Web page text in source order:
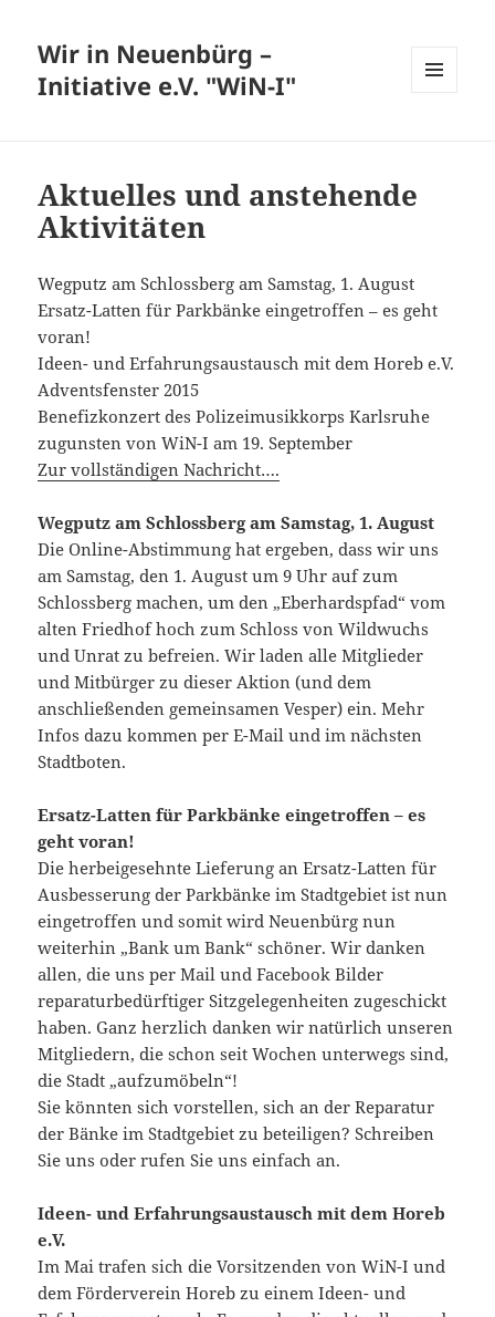
Wir in Neuenbürg –
Initiative e.V. "WiN-I"
Aktuelles und anstehende
Aktivitäten
Wegputz am Schlossberg am Samstag, 1. August
Ersatz-Latten für Parkbänke eingetroffen – es geht
voran!
Ideen- und Erfahrungsaustausch mit dem Horeb e.V.
Adventsfenster 2015
Benefizkonzert des Polizeimusikkorps Karlsruhe
zugunsten von WiN-I am 19. September
Zur vollständigen Nachricht….
Wegputz am Schlossberg am Samstag, 1. August
Die Online-Abstimmung hat ergeben, dass wir uns
am Samstag, den 1. August um 9 Uhr auf zum
Schlossberg machen, um den „Eberhardspfad“ vom
alten Friedhof hoch zum Schloss von Wildwuchs
und Unrat zu befreien. Wir laden alle Mitglieder
und Mitbürger zu dieser Aktion (und dem
anschließenden gemeinsamen Vesper) ein. Mehr
Infos dazu kommen per E-Mail und im nächsten
Stadtboten.
Ersatz-Latten für Parkbänke eingetroffen – es
geht voran!
Die herbeigesehnte Lieferung an Ersatz-Latten für
Ausbesserung der Parkbänke im Stadtgebiet ist nun
eingetroffen und somit wird Neuenbürg nun
weiterhin „Bank um Bank“ schöner. Wir danken
allen, die uns per Mail und Facebook Bilder
reparaturbedürftiger Sitzgelegenheiten zugeschickt
haben. Ganz herzlich danken wir natürlich unseren
Mitgliedern, die schon seit Wochen unterwegs sind,
die Stadt „aufzumöbeln“!
Sie könnten sich vorstellen, sich an der Reparatur
der Bänke im Stadtgebiet zu beteiligen? Schreiben
Sie uns oder rufen Sie uns einfach an.
Ideen- und Erfahrungsaustausch mit dem Horeb
e.V.
Im Mai trafen sich die Vorsitzenden von WiN-I und
dem Förderverein Horeb zu einem Ideen- und